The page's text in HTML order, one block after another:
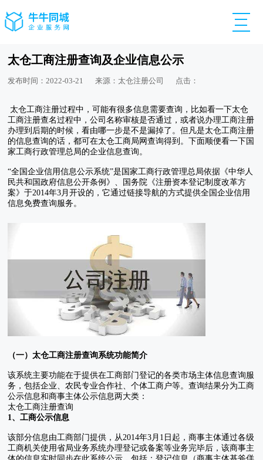
太仓工商注册查询及企业信息公示
发布时间：2022-03-21 来源：太仓注册公司 点击：
太仓工商注册过程中，可能有很多信息需要查询，比如看一下太仓
工商注册查名过程中，公司名称审核是否通过，或者说办理工商注册
办理到后期的时候，看由哪一步是不是漏掉了。但凡是太仓工商注册
的信息查询的话，都可在太仓工商局网查询得到。下面顺便看一下国
家工商行政管理总局的企业信息查询。
“全国企业信用信息公示系统”是国家工商行政管理总局依据《中华人
民共和国政府信息公开条例》、国务院《注册资本登记制度改革方
案》于2014年3月开设的，它通过链接导航的方式提供全国企业信用
信息免费查询服务。
（一）太仓工商注册查询系统功能简介
该系统主要功能在于提供在工商部门登记的各类市场主体信息查询服
务，包括企业、农民专业合作社、个体工商户等。查询结果分为工商
公示信息和商事主体公示信息两大类：
太仓工商注册查询
1、工商公示信息
该部分信息由工商部门提供，从2014年3月1日起，商事主体通过各级
工商机关使用省局业务系统办理登记或备案等业务完毕后，该商事主
体的信息实时同步在此系统公示，包括：登记信息（商事主体基斧佯